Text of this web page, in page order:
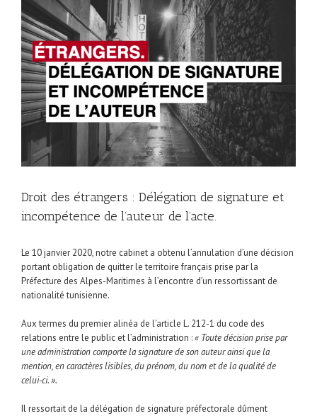
l'image
agrandie
Droit des étrangers : Délégation de signature et
incompétence de l’auteur de l’acte.
Le 10 janvier 2020, notre cabinet a obtenu l’annulation d’une décision
portant obligation de quitter le territoire français prise par la
Préfecture des Alpes-Maritimes à l’encontre d’un ressortissant de
nationalité tunisienne.
Aux termes du premier alinéa de l’article L. 212-1 du code des
relations entre le public et l’administration :« Toute décision prise par
une administration comporte la signature de son auteur ainsi que la
mention, en caractères lisibles, du prénom, du nom et de la qualité de
celui-ci. ».
Il ressortait de la délégation de signature préfectorale dûment